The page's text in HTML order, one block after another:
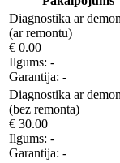
Diagnostika ar
(ar remontu)
€ 0.00
Ilgums: -
Garantija: -
Diagnostika ar
(bez remonta)
€ 30.00
Ilgums: -
Garantija: -